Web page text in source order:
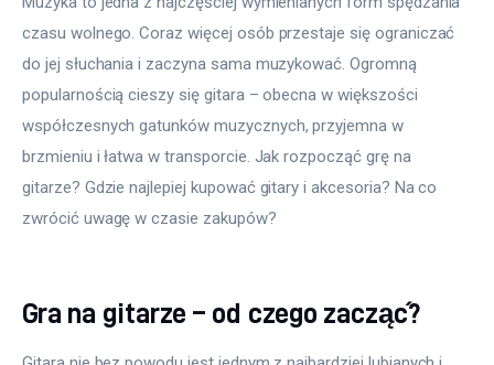
czasu wolnego. Coraz więcej osób przestaje się ograniczać
do jej słuchania i zaczyna sama muzykować. Ogromną
popularnością cieszy się gitara – obecna w większości
współczesnych gatunków muzycznych, przyjemna w
brzmieniu i łatwa w transporcie. Jak rozpocząć grę na
gitarze? Gdzie najlepiej kupować gitary i akcesoria? Na co
zwrócić uwagę w czasie zakupów?
Gra na gitarze – od czego zacząć?